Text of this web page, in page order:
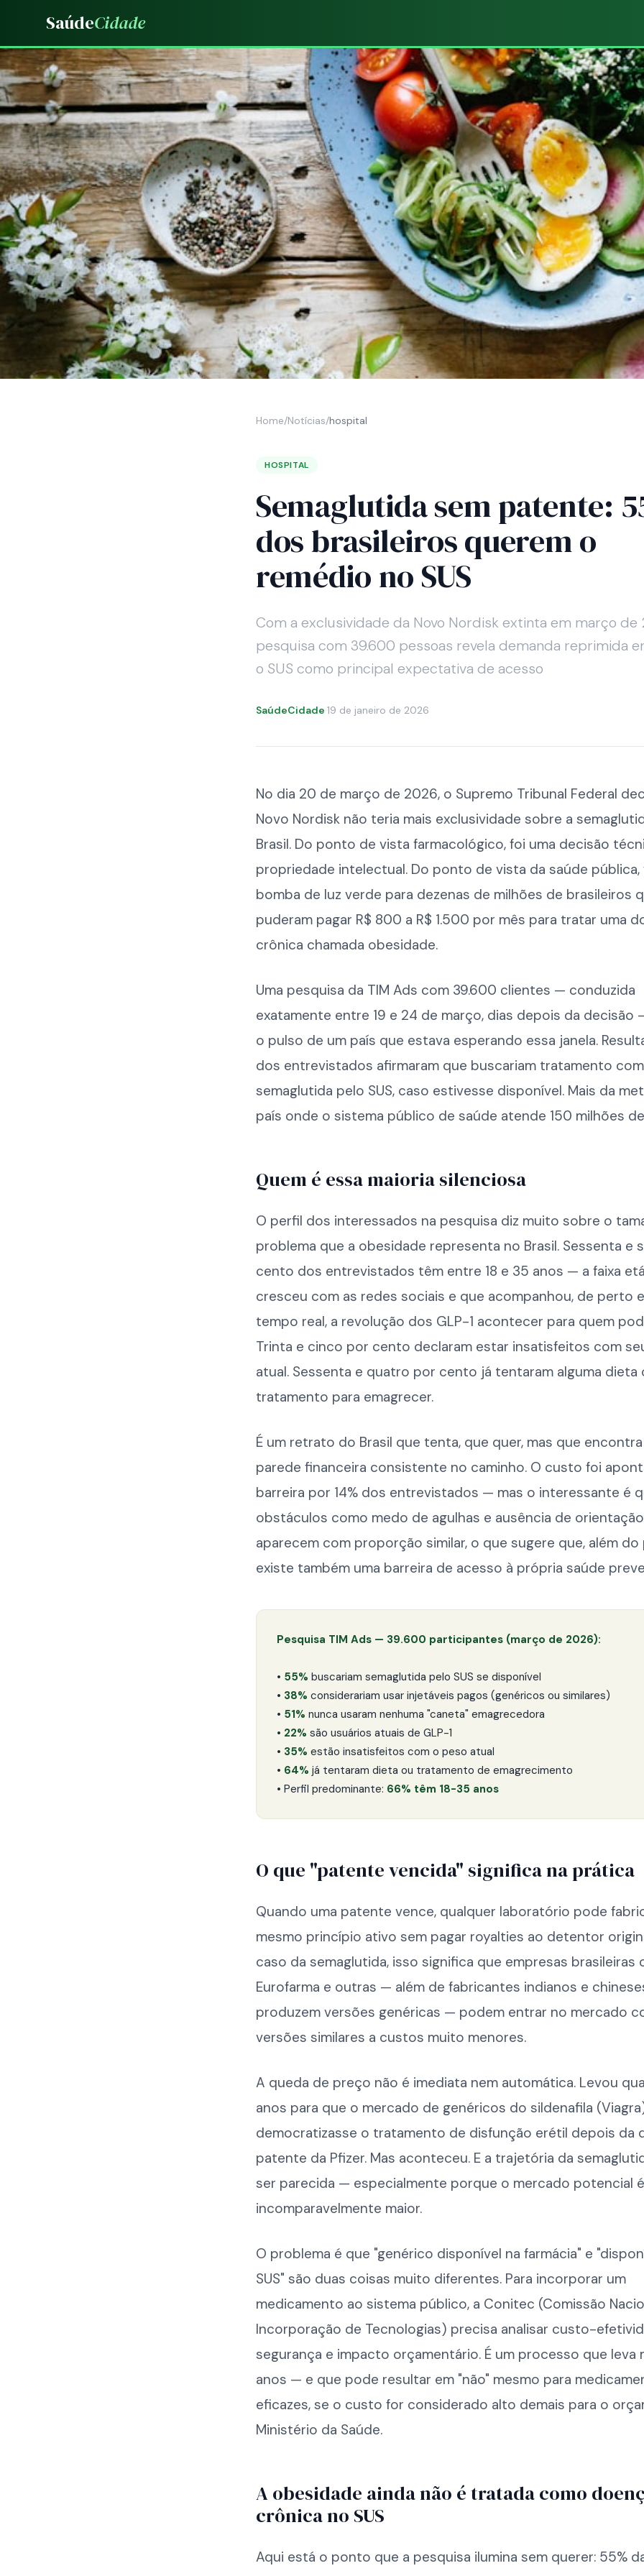
SaúdeCidade
Home/Notícias/hospital
HOSPITAL
Semaglutida sem patente:
dos brasileiros querem o
remédio no SUS
Com a exclusividade da Novo Nordisk extinta em março de
pesquisa com 39.600 pessoas revela demanda reprimida
o SUS como principal expectativa de acesso
SaúdeCidade·19 de janeiro de 2026
No dia 20 de março de 2026, o Supremo Tribunal Federal
Novo Nordisk não teria mais exclusividade sobre a
Brasil. Do ponto de vista farmacológico, foi uma decisão
propriedade intelectual. Do ponto de vista da saúde pública,
bomba de luz verde para dezenas de milhões de brasileiros
puderam pagar R$ 800 a R$ 1.500 por mês para tratar uma
crônica chamada obesidade.
Uma pesquisa da TIM Ads com 39.600 clientes — conduzida
exatamente entre 19 e 24 de março, dias depois da decisão
o pulso de um país que estava esperando essa janela.
dos entrevistados afirmaram que buscariam tratamento com
semaglutida pelo SUS, caso estivesse disponível. Mais da
país onde o sistema público de saúde atende 150 milhões
Quem é essa maioria silenciosa
O perfil dos interessados na pesquisa diz muito sobre o
problema que a obesidade representa no Brasil. Sessenta e
cento dos entrevistados têm entre 18 e 35 anos — a faixa
cresceu com as redes sociais e que acompanhou, de perto
tempo real, a revolução dos GLP-1 acontecer para quem
Trinta e cinco por cento declaram estar insatisfeitos com
atual. Sessenta e quatro por cento já tentaram alguma dieta
tratamento para emagrecer.
É um retrato do Brasil que tenta, que quer, mas que
parede financeira consistente no caminho. O custo foi
barreira por 14% dos entrevistados — mas o interessante é
obstáculos como medo de agulhas e ausência de
aparecem com proporção similar, o que sugere que, além do
existe também uma barreira de acesso à própria saúde
Pesquisa TIM Ads — 39.600 participantes (março de 2026):
• 55% buscariam semaglutida pelo SUS se disponível
• 38% considerariam usar injetáveis pagos (genéricos ou similares)
• 51% nunca usaram nenhuma "caneta" emagrecedora
• 22% são usuários atuais de GLP-1
• 35% estão insatisfeitos com o peso atual
• 64% já tentaram dieta ou tratamento de emagrecimento
• Perfil predominante: 66% têm 18-35 anos
O que "patente vencida" significa na prática
Quando uma patente vence, qualquer laboratório pode
mesmo princípio ativo sem pagar royalties ao detentor
caso da semaglutida, isso significa que empresas brasileiras
Eurofarma e outras — além de fabricantes indianos e
produzem versões genéricas — podem entrar no mercado
versões similares a custos muito menores.
A queda de preço não é imediata nem automática. Levou
anos para que o mercado de genéricos do sildenafila
democratizasse o tratamento de disfunção erétil depois da
patente da Pfizer. Mas aconteceu. E a trajetória da
ser parecida — especialmente porque o mercado potencial é
incomparavelmente maior.
O problema é que "genérico disponível na farmácia" e
SUS" são duas coisas muito diferentes. Para incorporar um
medicamento ao sistema público, a Conitec (Comissão
Incorporação de Tecnologias) precisa analisar custo-
segurança e impacto orçamentário. É um processo que leva
anos — e que pode resultar em "não" mesmo para
eficazes, se o custo for considerado alto demais para o
Ministério da Saúde.
A obesidade ainda não é tratada como
crônica no SUS
Aqui está o ponto que a pesquisa ilumina sem querer: 55%